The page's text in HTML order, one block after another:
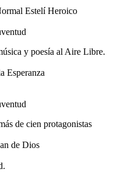
Estelí Heroico
y poesía al Aire Libre.
Esperanza
de cien protagonistas
de Dios